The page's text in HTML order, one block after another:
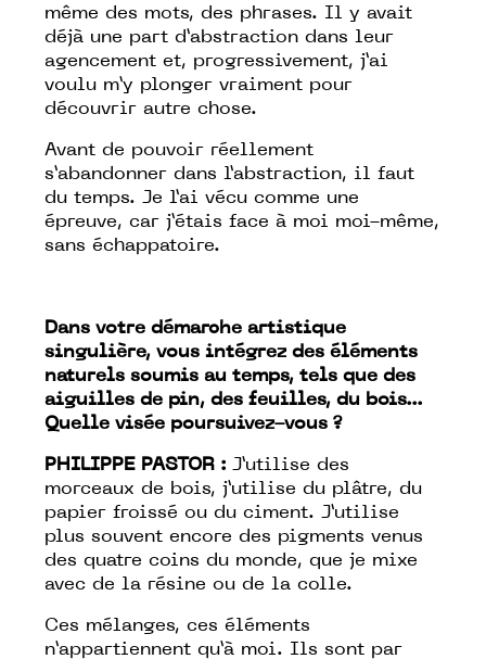
même des mots, des phrases. Il y avait
déjà une part d’abstraction dans leur
agencement et, progressivement, j’ai
voulu m’y plonger vraiment pour
découvrir autre chose.
Avant de pouvoir réellement
s’abandonner dans l’abstraction, il faut
du temps. Je l’ai vécu comme une
épreuve, car j’étais face à moi moi-même,
sans échappatoire.
Dans votre démarche artistique
singulière, vous intégrez des éléments
naturels soumis au temps, tels que des
aiguilles de pin, des feuilles, du bois...
Quelle visée poursuivez-vous ?
PHILIPPE PASTOR : J’utilise des
morceaux de bois, j’utilise du plâtre, du
papier froissé ou du ciment. J’utilise
plus souvent encore des pigments venus
des quatre coins du monde, que je mixe
avec de la résine ou de la colle.
Ces mélanges, ces éléments
n’appartiennent qu’à moi. Ils sont par